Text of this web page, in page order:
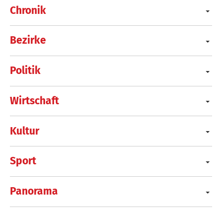
Chronik
Bezirke
Politik
Wirtschaft
Kultur
Sport
Panorama